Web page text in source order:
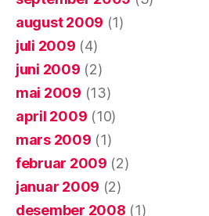
august 2009 (1)
juli 2009 (4)
juni 2009 (2)
mai 2009 (13)
april 2009 (10)
mars 2009 (1)
februar 2009 (2)
januar 2009 (2)
desember 2008 (1)